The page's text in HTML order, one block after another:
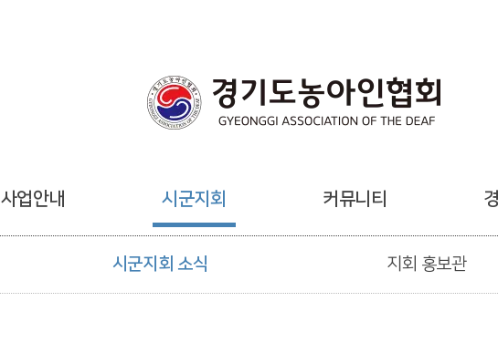
사업안내 시군지회 커뮤니티
시군지회 소식 지회 홍보관